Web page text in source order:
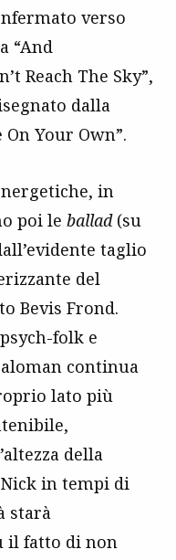
verso
“And
Reach The Sky”,
dalla
On Your Own”.
in
poi le ballad(su
taglio
del
Bevis Frond.
folk e
continua
lato più
della
in tempi di
starà
il fatto di non